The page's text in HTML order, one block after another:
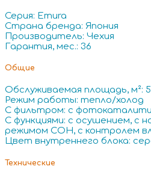
Серия: Emura
Страна бренда: Япония
Производитель: Чехия
Гарантия, мес.: 36
Общие
Обслуживаемая площадь, м²:
Режим работы: тепло/холод
С фильтром: с
С функциями: с осушением, с
режимом СОН, с контролем
Цвет внутреннего блока:
Технические